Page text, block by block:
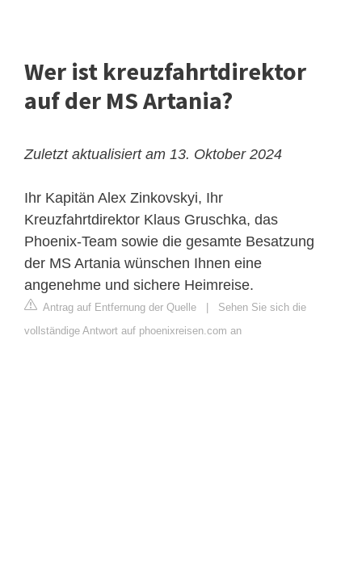
Wer ist kreuzfahrtdirektor
auf der MS Artania?
Zuletzt aktualisiert am 13. Oktober 2024
Ihr Kapitän Alex Zinkovskyi, Ihr
Kreuzfahrtdirektor Klaus Gruschka, das
Phoenix-Team sowie die gesamte Besatzung
der MS Artania wünschen Ihnen eine
angenehme und sichere Heimreise.
Antrag auf Entfernung der Quelle
Sehen Sie sich die
vollständige Antwort auf phoenixreisen.com an